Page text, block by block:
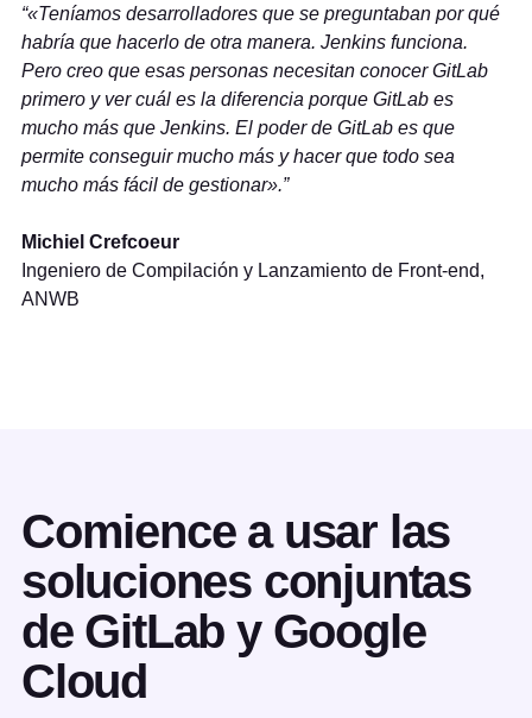
«Teníamos desarrolladores que se preguntaban por qué
habría que hacerlo de otra manera. Jenkins funciona.
Pero creo que esas personas necesitan conocer GitLab
primero y ver cuál es la diferencia porque GitLab es
mucho más que Jenkins. El poder de GitLab es que
permite conseguir mucho más y hacer que todo sea
mucho más fácil de gestionar».
Michiel Crefcoeur
Ingeniero de Compilación y Lanzamiento de Front-end,
ANWB
Comience a usar las
soluciones conjuntas
de GitLab y Google
Cloud